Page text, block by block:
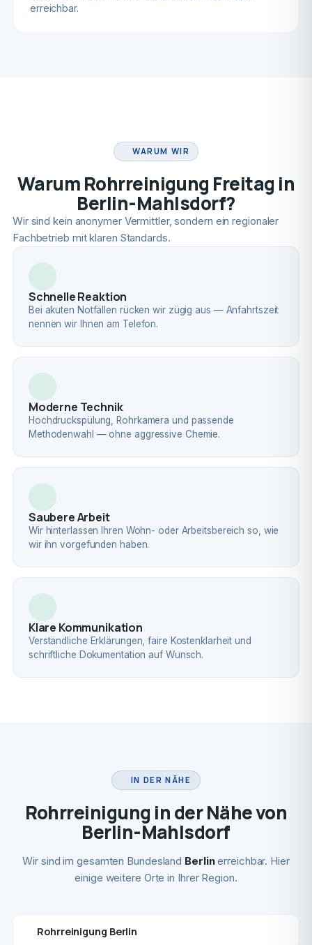
erreichbar.
WARUM WIR
Warum Rohrreinigung Freitag in
Berlin-Mahlsdorf?
Wir sind kein anonymer Vermittler, sondern ein regionaler
Fachbetrieb mit klaren Standards.
Schnelle Reaktion
Bei akuten Notfällen rücken wir zügig aus — Anfahrtszeit
nennen wir Ihnen am Telefon.
Moderne Technik
Hochdruckspülung, Rohrkamera und passende
Methodenwahl — ohne aggressive Chemie.
Saubere Arbeit
Wir hinterlassen Ihren Wohn- oder Arbeitsbereich so, wie
wir ihn vorgefunden haben.
Klare Kommunikation
Verständliche Erklärungen, faire Kostenklarheit und
schriftliche Dokumentation auf Wunsch.
IN DER NÄHE
Rohrreinigung in der Nähe von
Berlin-Mahlsdorf
Wir sind im gesamten Bundesland Berlinerreichbar. Hier
einige weitere Orte in Ihrer Region.
Rohrreinigung Berlin